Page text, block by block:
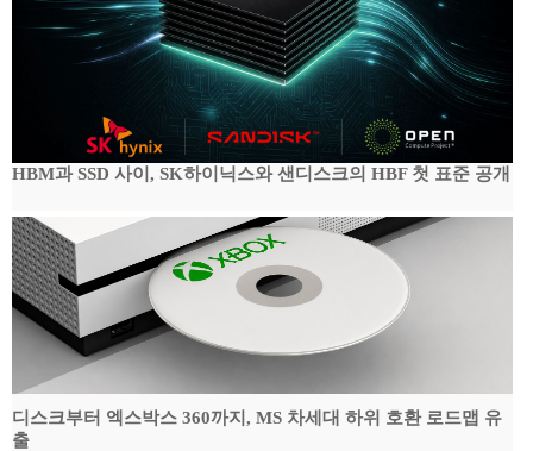
HBM과 SSD 사이, SK하이닉스와 샌디스크의 HBF 첫 표준 공개
디스크부터 엑스박스 360까지, MS 차세대 하위 호환 로드맵 유
출